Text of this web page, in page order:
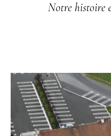
Notre histoire